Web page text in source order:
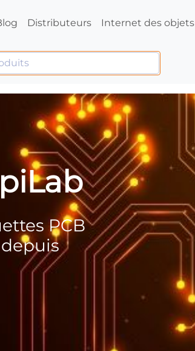
Distributeurs Internet des objets
PCB